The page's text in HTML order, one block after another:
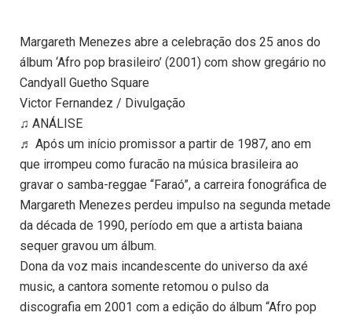
Margareth Menezes abre a celebração dos 25 anos do
álbum ‘Afro pop brasileiro’ (2001) com show gregário no
Candyall Guetho Square
Victor Fernandez / Divulgação
♫ ANÁLISE
♬ Após um início promissor a partir de 1987, ano em
que irrompeu como furacão na música brasileira ao
gravar o samba-reggae “Faraó”, a carreira fonográfica de
Margareth Menezes perdeu impulso na segunda metade
da década de 1990, período em que a artista baiana
sequer gravou um álbum.
Dona da voz mais incandescente do universo da axé
music, a cantora somente retomou o pulso da
discografia em 2001 com a edição do álbum “Afro pop